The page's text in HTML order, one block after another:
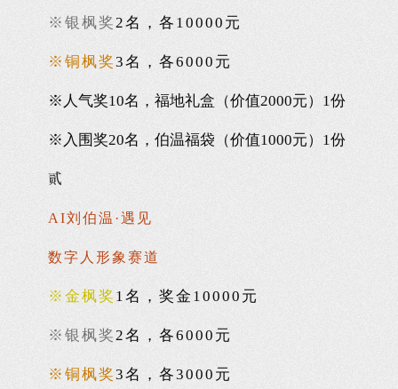
※银枫奖2名，各10000元
※铜枫奖3名，各6000元
※人气奖10名，福地礼盒（价值2000元）1份
※入围奖20名，伯温福袋 （价值1000元） 1份
贰
AI刘伯温·遇见
数字人形象赛道
※金枫奖 1名，奖金10000元
※银枫奖 2名，各6000元
※铜枫奖3名，各3000元